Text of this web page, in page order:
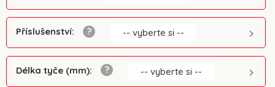
Příslušenství: -- vyberte si --
Délka tyče (mm): -- vyberte si --